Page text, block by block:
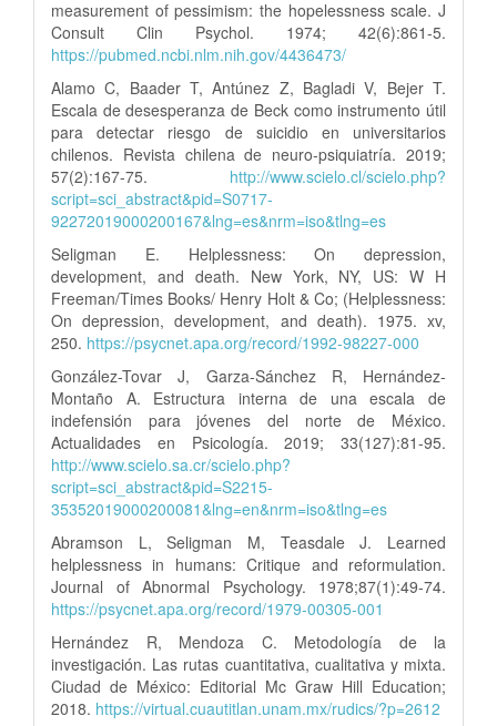
measurement of pessimism: the hopelessness scale. J
Consult Clin Psychol. 1974; 42(6):861-5.
https://pubmed.ncbi.nlm.nih.gov/4436473/
Alamo C, Baader T, Antúnez Z, Bagladi V, Bejer T.
Escala de desesperanza de Beck como instrumento útil
para detectar riesgo de suicidio en universitarios
chilenos. Revista chilena de neuro-psiquiatría. 2019;
57(2):167-75. http://www.scielo.cl/scielo.php?
script=sci_abstract&pid=S0717-
92272019000200167&lng=es&nrm=iso&tlng=es
Seligman E. Helplessness: On depression,
development, and death. New York, NY, US: W H
Freeman/Times Books/ Henry Holt & Co; (Helplessness:
On depression, development, and death). 1975. xv,
250. https://psycnet.apa.org/record/1992-98227-000
González-Tovar J, Garza-Sánchez R, Hernández-
Montaño A. Estructura interna de una escala de
indefensión para jóvenes del norte de México.
Actualidades en Psicología. 2019; 33(127):81-95.
http://www.scielo.sa.cr/scielo.php?
script=sci_abstract&pid=S2215-
35352019000200081&lng=en&nrm=iso&tlng=es
Abramson L, Seligman M, Teasdale J. Learned
helplessness in humans: Critique and reformulation.
Journal of Abnormal Psychology. 1978;87(1):49-74.
https://psycnet.apa.org/record/1979-00305-001
Hernández R, Mendoza C. Metodología de la
investigación. Las rutas cuantitativa, cualitativa y mixta.
Ciudad de México: Editorial Mc Graw Hill Education;
2018. https://virtual.cuautitlan.unam.mx/rudics/?p=2612